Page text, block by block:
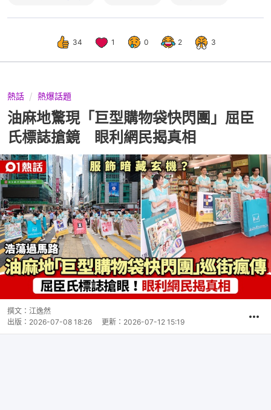
34 1 0 2 3
熱話 熱爆話題
油麻地驚現「巨型購物袋快閃團」屈臣
氏標誌搶鏡 眼利網民揭真相
撰文： 江逸然
出版： 2026-07-08 18:26 更新： 2026-07-12 15:19